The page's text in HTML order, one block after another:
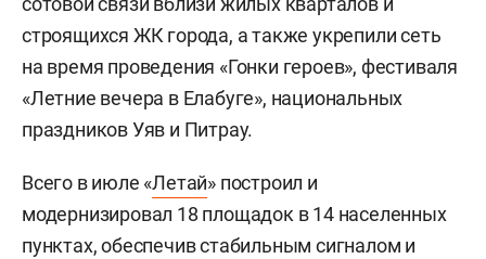
строящихся ЖК города, а также укрепили сеть
на время проведения «Гонки героев», фестиваля
«Летние вечера в Елабуге», национальных
праздников Уяв и Питрау.
Всего в июле «Летай» построил и
модернизировал 18 площадок в 14 населенных
пунктах, обеспечив стабильным сигналом и